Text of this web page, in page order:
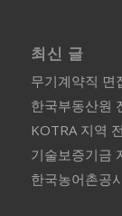
최신 글
무기계약직 면
한국부동산원
KOTRA 지역
기술보증기금
한국농어촌공